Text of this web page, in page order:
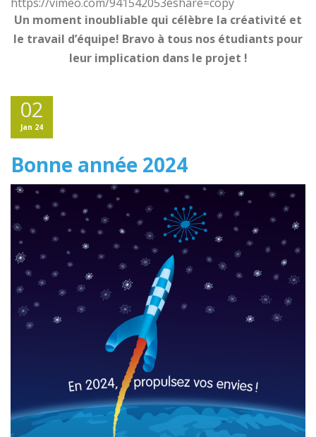
Un moment inoubliable qui célèbre la créativité et
le travail d’équipe! Bravo à tous nos étudiants pour
leur implication dans le projet !
02
Jan 24
Bonne année 2024